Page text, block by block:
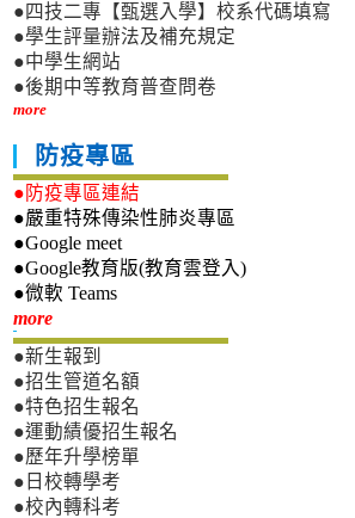
●四技二專【甄選入學】校系代碼填寫
●學生評量辦法及補充規定
●中學生網站
●後期中等教育普查問卷
more
防疫專區
●防疫專區連結
●嚴重特殊傳染性肺炎專區
●Google meet
●Google教育版(教育雲登入)
●微軟 Teams
more新生專區
●新生報到
●招生管道名額
●特色招生報名
●運動績優招生報名
●歷年升學榜單
●日校轉學考
●校內轉科考